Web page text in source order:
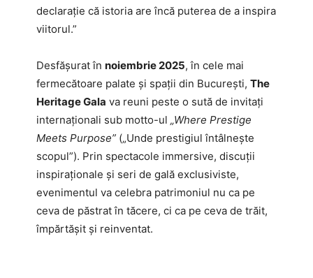
declarație că istoria are încă puterea de a inspira
viitorul.”
Desfășurat în noiembrie 2025, în cele mai
fermecătoare palate și spații din București, The
Heritage Gala va reuni peste o sută de invitați
internaționali sub motto-ul „Where Prestige
Meets Purpose” („Unde prestigiul întâlnește
scopul”). Prin spectacole immersive, discuții
inspiraționale și seri de gală exclusiviste,
evenimentul va celebra patrimoniul nu ca pe
ceva de păstrat în tăcere, ci ca pe ceva de trăit,
împărtășit și reinventat.